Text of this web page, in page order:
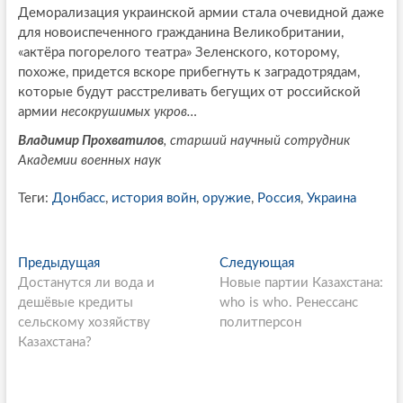
Деморализация украинской армии стала очевидной даже
для новоиспеченного гражданина Великобритании,
«актёра погорелого театра» Зеленского, которому,
похоже, придется вскоре прибегнуть к заградотрядам,
которые будут расстреливать бегущих от российской
армии несокрушимых укров…
Владимир Прохватилов, старший научный сотрудник
Академии военных наук
Теги: Донбасс, история войн, оружие, Россия, Украина
P
o
s
t
ПредыдущаяП
р
е
д
Достанутся ли вода и
дешёвые кредиты
сельскому хозяйству
Казахстана?
Следующая
л
е
д
Новые партии Казахстана:
who is who. Ренессанс
политперсон